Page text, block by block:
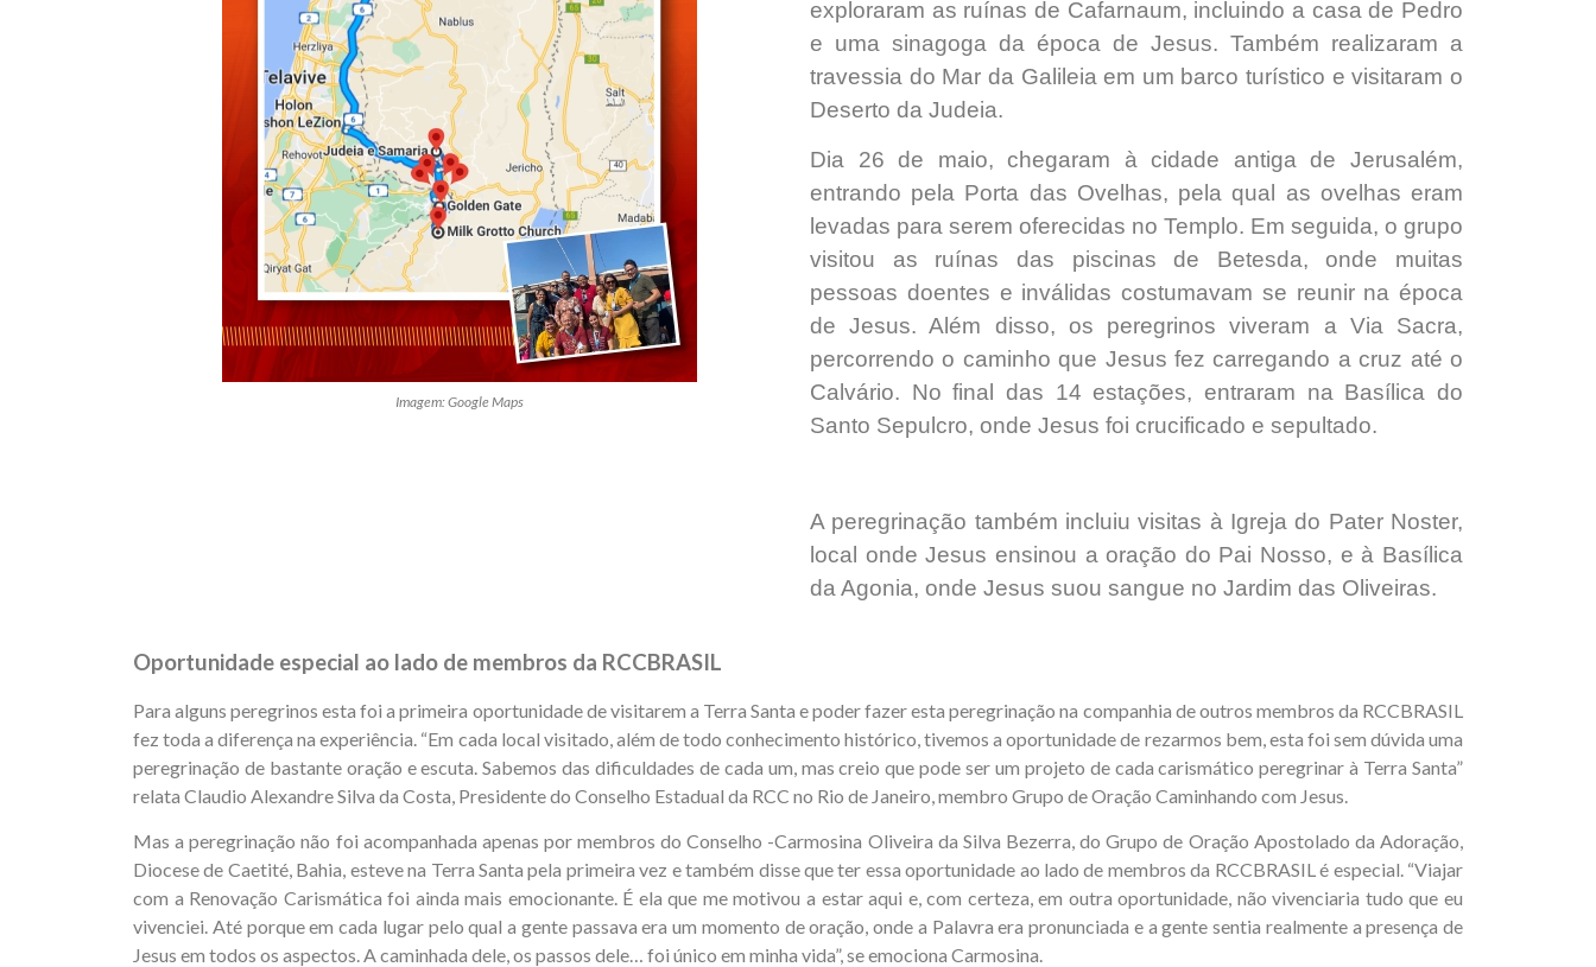
Imagem: Google Maps
exploraram as ruínas de Cafarnaum, incluindo a casa de Pedro
e uma sinagoga da época de Jesus. Também realizaram a
travessia do Mar da Galileia em um barco turístico e visitaram o
Deserto da Judeia.
Dia 26 de maio, chegaram à cidade antiga de Jerusalém,
entrando pela Porta das Ovelhas, pela qual as ovelhas eram
levadas para serem oferecidas no Templo. Em seguida, o grupo
visitou as ruínas das piscinas de Betesda, onde muitas
pessoas doentes e inválidas costumavam se reunir na época
de Jesus. Além disso, os peregrinos viveram a Via Sacra,
percorrendo o caminho que Jesus fez carregando a cruz até o
Calvário. No final das 14 estações, entraram na Basílica do
Santo Sepulcro, onde Jesus foi crucificado e sepultado.
A peregrinação também incluiu visitas à Igreja do Pater Noster,
local onde Jesus ensinou a oração do Pai Nosso, e à Basílica
da Agonia, onde Jesus suou sangue no Jardim das Oliveiras.
Oportunidade especial ao lado de membros da RCCBRASIL
Para alguns peregrinos esta foi a primeira oportunidade de visitarem a Terra Santa e poder fazer esta peregrinação na companhia de outros membros da RCCBRASIL
fez toda a diferença na experiência. “Em cada local visitado, além de todo conhecimento histórico, tivemos a oportunidade de rezarmos bem, esta foi sem dúvida uma
peregrinação de bastante oração e escuta. Sabemos das dificuldades de cada um, mas creio que pode ser um projeto de cada carismático peregrinar à Terra Santa”
relata Claudio Alexandre Silva da Costa, Presidente do Conselho Estadual da RCC no Rio de Janeiro, membro Grupo de Oração Caminhando com Jesus.
Mas a peregrinação não foi acompanhada apenas por membros do Conselho -Carmosina Oliveira da Silva Bezerra, do Grupo de Oração Apostolado da Adoração,
Diocese de Caetité, Bahia, esteve na Terra Santa pela primeira vez e também disse que ter essa oportunidade ao lado de membros da RCCBRASIL é especial. “Viajar
com a Renovação Carismática foi ainda mais emocionante. É ela que me motivou a estar aqui e, com certeza, em outra oportunidade, não vivenciaria tudo que eu
vivenciei. Até porque em cada lugar pelo qual a gente passava era um momento de oração, onde a Palavra era pronunciada e a gente sentia realmente a presença de
Jesus em todos os aspectos. A caminhada dele, os passos dele… foi único em minha vida”, se emociona Carmosina.